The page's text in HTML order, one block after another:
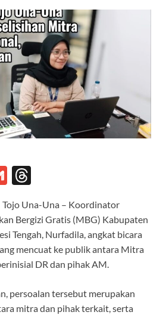
G
ail e
a
ds
Tojo Una-Una – Koordinator
Bergizi Gratis (MBG) Kabupaten
Tengah, Nurfadila, angkat bicara
mencuat ke publik antara Mitra
DR dan pihak AM.
persoalan tersebut merupakan
mitra dan pihak terkait, serta